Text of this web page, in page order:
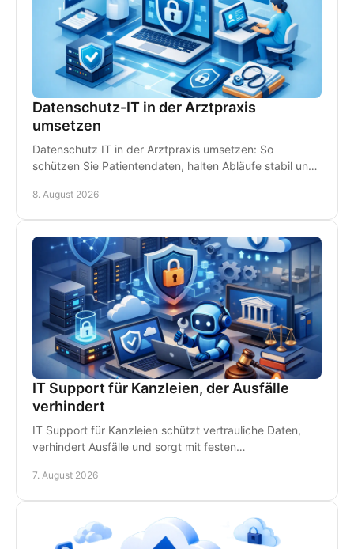
Datenschutz-IT in der Arztpraxis
umsetzen
Datenschutz IT in der Arztpraxis umsetzen: So
schützen Sie Patientendaten, halten Abläufe stabil und
8. August 2026
IT Support für Kanzleien, der Ausfälle
verhindert
IT Support für Kanzleien schützt vertrauliche Daten,
verhindert Ausfälle und sorgt mit festen
Kanzleialltag.
7. August 2026